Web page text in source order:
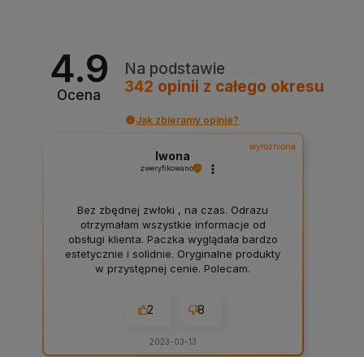
4.9
Ocena
Na podstawie
342 opinii z całego okresu
Jak zbieramy opinie?
wyróżniona
Iwona
zweryfikowano
Bez zbędnej zwłoki , na czas. Odrazu
otrzymałam wszystkie informacje od
obsługi klienta. Paczka wyglądała bardzo
estetycznie i solidnie. Oryginalne produkty
w przystępnej cenie. Polecam.
2 8
2023-03-13